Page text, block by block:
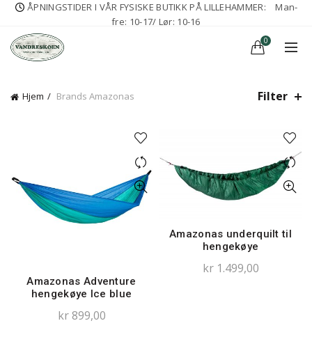
ÅPNINGSTIDER I VÅR FYSISKE BUTIKK PÅ LILLEHAMMER:
Man-
fre: 10-17/ Lør: 10-16
0
Hjem Brands Amazonas Filter
Amazonas Adventure
hengekøye Ice blue
kr899,00
Amazonas underquilt til
hengekøye
kr1.499,00